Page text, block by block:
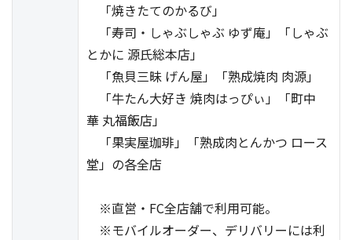
「焼きたてのかるび」
「寿司・しゃぶしゃぶ ゆず庵」「しゃぶ
とかに 源氏総本店」
「魚貝三昧 げん屋」「熟成焼肉 肉源」
「牛たん大好き 焼肉はっぴぃ」「町中
華 丸福飯店」
「果実屋珈琲」「熟成肉とんかつ ロース
堂」の各全店
※直営・FC全店舗で利用可能。
※モバイルオーダー、デリバリーには利